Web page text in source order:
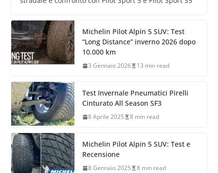
Michelin Pilot Alpin 5 SUV: Test
“Long Distance” inverno 2026 dopo
10.000 km
3 Gennaio 2026 13 min read
Test Invernale Pneumatici Pirelli
Cinturato All Season SF3
8 Aprile 2025 8 min read
Michelin Pilot Alpin 5 SUV: Test e
Recensione
8 Gennaio 2025 8 min read